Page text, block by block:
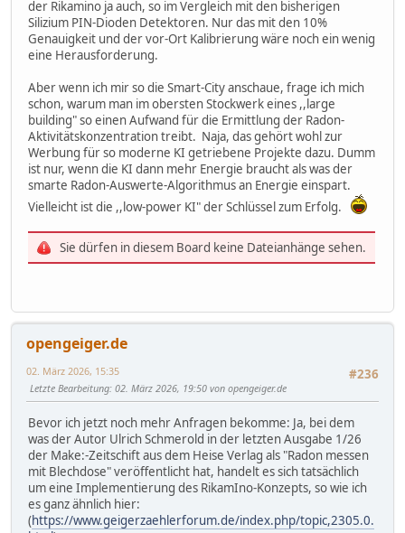
der Rikamino ja auch, so im Vergleich mit den bisherigen
Silizium PIN-Dioden Detektoren. Nur das mit den 10%
Genauigkeit und der vor-Ort Kalibrierung wäre noch ein wenig
eine Herausforderung.
Aber wenn ich mir so die Smart-City anschaue, frage ich mich
schon, warum man im obersten Stockwerk eines ,,large
building" so einen Aufwand für die Ermittlung der Radon-
Aktivitätskonzentration treibt. Naja, das gehört wohl zur
Werbung für so moderne KI getriebene Projekte dazu. Dumm
ist nur, wenn die KI dann mehr Energie braucht als was der
smarte Radon-Auswerte-Algorithmus an Energie einspart.
Vielleicht ist die ,,low-power KI" der Schlüssel zum Erfolg.
Sie dürfen in diesem Board keine Dateianhänge sehen.
opengeiger.de
#236
02. März 2026, 15:35
Letzte Bearbeitung: 02. März 2026, 19:50 von opengeiger.de
Bevor ich jetzt noch mehr Anfragen bekomme: Ja, bei dem
was der Autor Ulrich Schmerold in der letzten Ausgabe 1/26
der Make:-Zeitschift aus dem Heise Verlag als "Radon messen
mit Blechdose" veröffentlicht hat, handelt es sich tatsächlich
um eine Implementierung des RikamIno-Konzepts, so wie ich
es ganz ähnlich hier:
(https://www.geigerzaehlerforum.de/index.php/topic,2305.0.